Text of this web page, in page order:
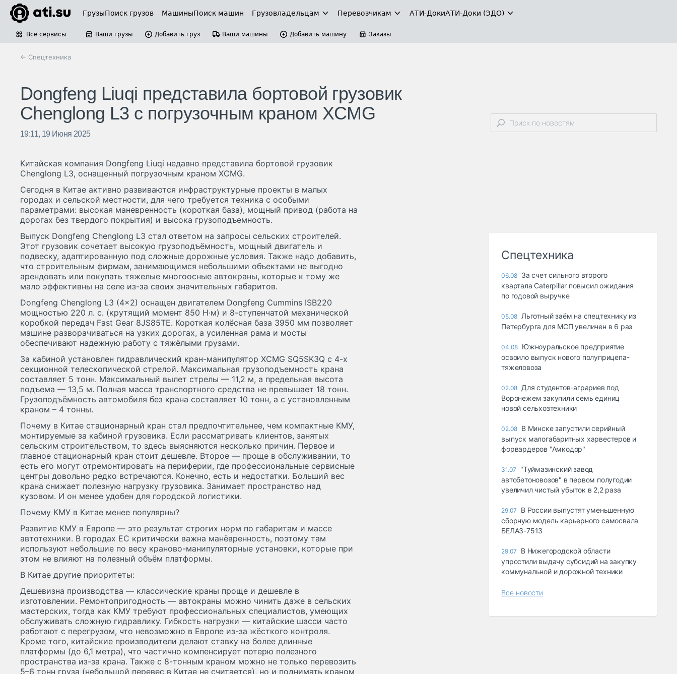
ГрузыПоиск грузов МашиныПоиск машин Грузовладельцам Перевозчикам АТИ-ДокиАТИ-Доки (ЭДО)
Все сервисы Ваши грузы Добавить груз Ваши машины Добавить машину Заказы
← Спецтехника
Dongfeng Liuqi представила бортовой грузовик
Chenglong L3 с погрузочным краном XCMG
19:11, 19 Июня 2025
Китайская компания Dongfeng Liuqi недавно представила бортовой грузовик
Chenglong L3, оснащенный погрузочным краном XCMG.
Сегодня в Китае активно развиваются инфраструктурные проекты в малых
городах и сельской местности, для чего требуется техника с особыми
параметрами: высокая маневренность (короткая база), мощный привод (работа на
дорогах без твердого покрытия) и высока грузоподъемность.
Выпуск Dongfeng Chenglong L3 стал ответом на запросы сельских строителей.
Этот грузовик сочетает высокую грузоподъёмность, мощный двигатель и
подвеску, адаптированную под сложные дорожные условия. Также надо добавить,
что строительным фирмам, занимающимся небольшими объектами не выгодно
арендовать или покупать тяжелые многоосные автокраны, которые к тому же
мало эффективны на селе из-за своих значительных габаритов.
Dongfeng Chenglong L3 (4×2) оснащен двигателем Dongfeng Cummins ISB220
мощностью 220 л. с. (крутящий момент 850 Н·м) и 8-ступенчатой механической
коробкой передач Fast Gear 8JS85TE. Короткая колёсная база 3950 мм позволяет
машине разворачиваться на узких дорогах, а усиленная рама и мосты
обеспечивают надежную работу с тяжёлыми грузами.
За кабиной установлен гидравлический кран-манипулятор XCMG SQ5SK3Q с 4-х
секционной телескопической стрелой. Максимальная грузоподъемность крана
составляет 5 тонн. Максимальный вылет стрелы — 11,2 м, а предельная высота
подъема — 13,5 м. Полная масса транспортного средства не превышает 18 тонн.
Грузоподъёмность автомобиля без крана составляет 10 тонн, а с установленным
краном – 4 тонны.
Почему в Китае стационарный кран стал предпочтительнее, чем компактные КМУ,
монтируемые за кабиной грузовика. Если рассматривать клиентов, занятых
сельским строительством, то здесь выясняются несколько причин. Первое и
главное стационарный кран стоит дешевле. Второе — проще в обслуживании, то
есть его могут отремонтировать на периферии, где профессиональные сервисные
центры довольно редко встречаются. Конечно, есть и недостатки. Больший вес
крана снижает полезную нагрузку грузовика. Занимает пространство над
кузовом. И он менее удобен для городской логистики.
Почему КМУ в Китае менее популярны?
Развитие КМУ в Европе — это результат строгих норм по габаритам и массе
автотехники. В городах ЕС критически важна манёвренность, поэтому там
используют небольшие по весу краново-манипуляторные установки, которые при
этом не влияют на полезный объём платформы.
В Китае другие приоритеты:
Дешевизна производства — классические краны проще и дешевле в
изготовлении. Ремонтопригодность — автокраны можно чинить даже в сельских
мастерских, тогда как КМУ требуют профессиональных специалистов, умеющих
обслуживать сложную гидравлику. Гибкость нагрузки — китайские шасси часто
работают с перегрузом, что невозможно в Европе из-за жёсткого контроля.
Кроме того, китайские производители делают ставку на более длинные
платформы (до 6,1 метра), что частично компенсирует потерю полезного
пространства из-за крана. Также с 8-тонным краном можно не только перевозить
5–6 тонн груза (небольшой перевес в Китае не считается), но и поднимать краном
Спецтехника
06.08 За счет сильного второго
квартала Caterpillar повысил ожидания
по годовой выручке
05.08 Льготный заём на спецтехнику из
Петербурга для МСП увеличен в 6 раз
04.08 Южноуральское предприятие
освоило выпуск нового полуприцепа-
тяжеловоза
02.08 Для студентов-аграриев под
Воронежем закупили семь единиц
новой сельхозтехники
02.08 В Минске запустили серийный
выпуск малогабаритных харвестеров и
форвардеров "Амкодор"
31.07
"Туймазинский завод
автобетоновозов" в первом полугодии
увеличил чистый убыток в 2,2 раза
29.07
В России выпустят уменьшенную
сборную модель карьерного самосвала
БЕЛАЗ-7513
29.07
В Нижегородской области
упростили выдачу субсидий на закупку
коммунальной и дорожной техники
Все новости